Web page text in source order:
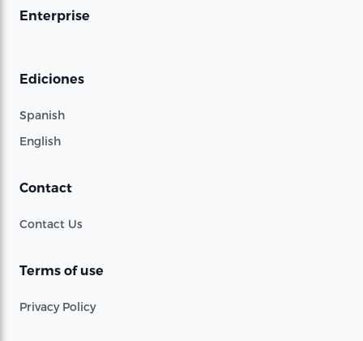
Enterprise
Ediciones
Spanish
English
Contact
Contact Us
Terms of use
Privacy Policy